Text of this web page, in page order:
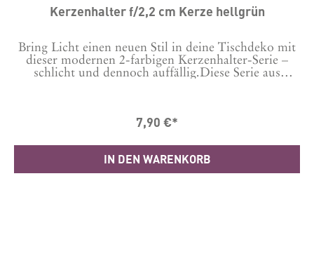
Kerzenhalter f/2,2 cm Kerze hellgrün
Bring Licht einen neuen Stil in deine Tischdeko mit
dieser modernen 2-farbigen Kerzenhalter-Serie –
schlicht und dennoch auffällig.Diese Serie aus
dazu aus.Material: Metall Masse in cm H: 2,5 Ø: 9
7,90 €*
IN DEN WARENKORB